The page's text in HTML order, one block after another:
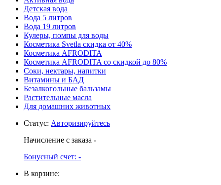
Детская вода
Вода 5 литров
Вода 19 литров
Кулеры, помпы для воды
Косметика Svetla скидка от 40%
Косметика AFRODITA
Косметика AFRODITA со скидкой до 80%
Соки, нектары, напитки
Витамины и БАД
Безалкогольные бальзамы
Растительные масла
Для домашних животных
Статус: Авторизируйтесь
Начисление с заказа -
Бонусный счет: -
В корзине: